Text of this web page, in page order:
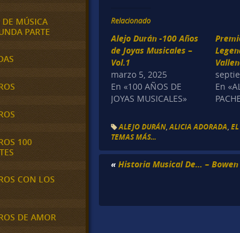
Relacionado
Alejo Durán -100 Años
de Joyas Musicales –
Vol.1
marzo 5, 2025
En «100 AÑOS DE
JOYAS MUSICALES»
En
ALEJO DURÁN ,ALICIA ADORADA ,
TEMAS MÁS...
«Historia Musical De… –
MÚSICA
PARTE
100
CON LOS
DE AMOR